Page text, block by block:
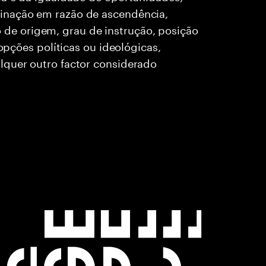
em razão de ascendência,
origem, grau de instrução, posição
políticas ou ideológicas,
outro factor considerado